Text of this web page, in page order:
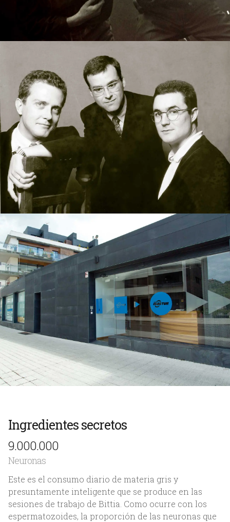
Inicio
Nosotros
Acerca de Bittia
Servicios
Trabajos
Blog
Contacto
Ingredientes secretos
9.000.000
Neuronas
Este es el consumo diario de materia gris y
presuntamente inteligente que se produce en las
sesiones de trabajo de Bittia. Como ocurre con los
espermatozoides, la proporción de las neuronas que